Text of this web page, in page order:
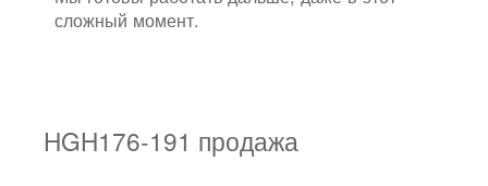
сложный момент.
HGH176-191 продажа